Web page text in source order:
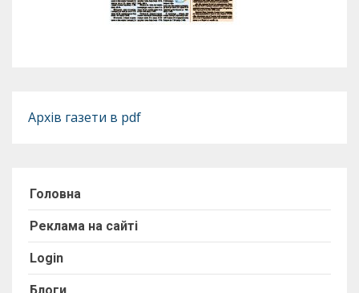
Архів газети в pdf
Головна
Реклама на сайті
Login